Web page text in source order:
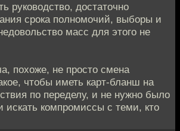
руководство, достаточно
срока полномочий, выборы и
масс для этого не
похоже, не просто смена
чтобы иметь карт-бланш на
по переделу, и не нужно было
искать компромиссы с теми, кто